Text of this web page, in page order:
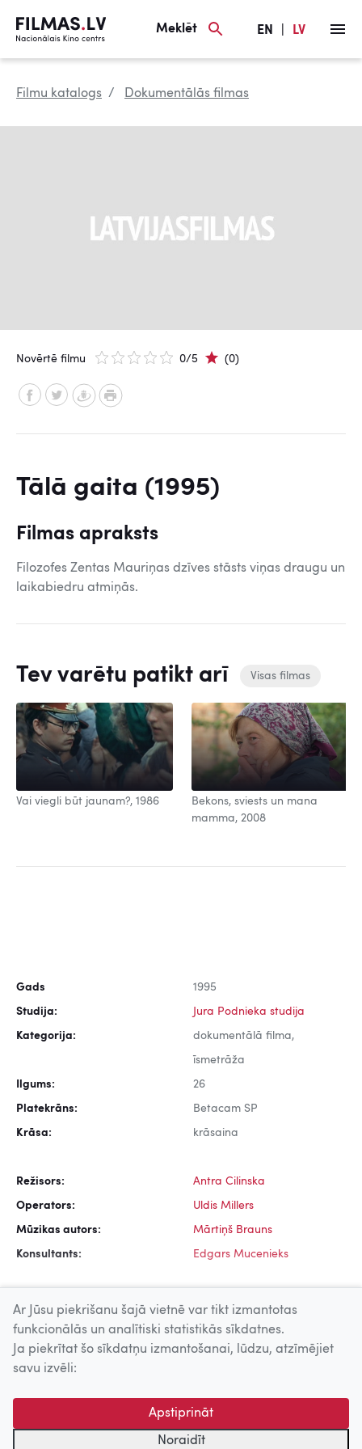
Meklēt EN LV
Filmu katalogs Dokumentālās filmas
Novērtē filmu 0/5 (0)
Tālā gaita (1995)
Filmas apraksts
Filozofes Zentas Mauriņas dzīves stāsts viņas draugu un
laikabiedru atmiņās.
Tev varētu patikt arī Visas filmas
Vai viegli būt jaunam?, 1986
Bekons, sviests un mana
mamma, 2008
Gads 1995
Studija: Jura Podnieka studija
Kategorija: dokumentālā filma,
īsmetrāža
Ilgums: 26
Platekrāns: Betacam SP
Krāsa: krāsaina
Režisors: Antra Cilinska
Operators: Uldis Millers
Mūzikas autors: Mārtiņš Brauns
Konsultants: Edgars Mucenieks
Uz augšu
© 2026 Nacionālais Kino centrs, Kultūras informācijas sistēmu
centrs. Sadarbības partneris: Latvijas Valsts
kinofotofonodokumentu arhīvs.
Ar Jūsu piekrišanu šajā vietnē var tikt izmantotas
funkcionālās un analītiski statistikās sīkdatnes.
Ja piekrītat šo sīkdatņu izmantošanai, lūdzu, atzīmējiet
savu izvēli:
Apstiprināt
Noraidīt